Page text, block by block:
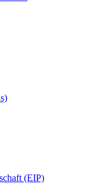
(EIP)